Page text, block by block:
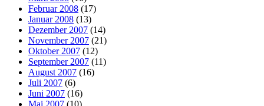
Februar 2008 (17)
Januar 2008 (13)
Dezember 2007 (14)
November 2007 (21)
Oktober 2007 (12)
September 2007 (11)
August 2007 (16)
Juli 2007 (6)
Juni 2007 (16)
Mai 2007 (10)